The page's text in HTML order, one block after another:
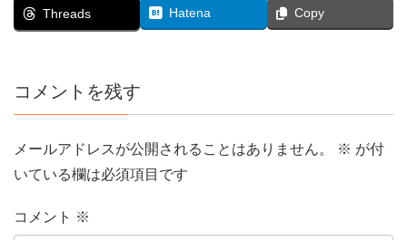
Threads Hatena Copy
コメントを残す
メールアドレスが公開されることはありません。 ※ が付
いている欄は必須項目です
コメント ※